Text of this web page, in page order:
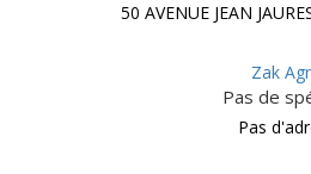
50 AVENUE JEAN
Zak
Pas de
Pas